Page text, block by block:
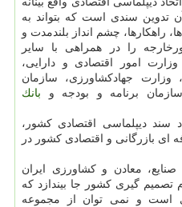
تدوین سندی است كه بتواند به
راهكارها، چشم انداز بلندمدت و
را در همراهی با سایر
امور اقتصادی و دارایی،
، وزارت جهادكشاورزی، سازمان
برنامه و بودجه و بانك
سند دیپلماسی اقتصادی كشور،
ای بازرگانی و اقتصادی كشور در
معادن و كشاورزی ایران
تصمیم گیری كشور جا بیندازد كه
است و نمی توان از مجموعه